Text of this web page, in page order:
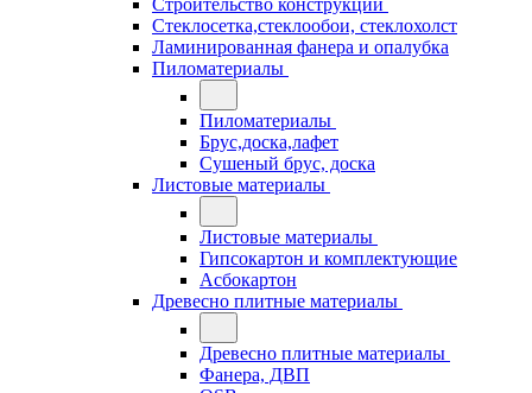
Строительство конструкций
Стеклосетка,стеклообои, стеклохолст
Ламинированная фанера и опалубка
Пиломатериалы
Пиломатериалы
Брус,доска,лафет
Сушеный брус, доска
Листовые материалы
Листовые материалы
Гипсокартон и комплектующие
Асбокартон
Древесно плитные материалы
Древесно плитные материалы
Фанера, ДВП